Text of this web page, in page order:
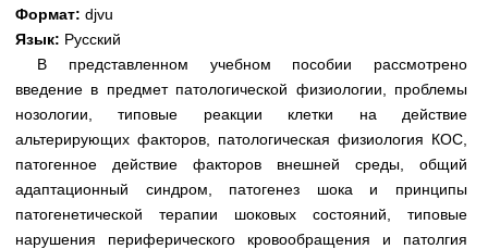
Методические рекомендации
Научно-популярное
Статьи
Новости (244)
Медицинская стандартизация
Нормативы экстренной и неотложной помощи
Формат: djvu
Язык: Русский
В представленном учебном пособии рассмотрено
введение в предмет патологической физиологии, проблемы
нозологии, типовые реакции клетки на действие
альтерирующих факторов, патологическая физиология КОС,
патогенное действие факторов внешней среды, общий
адаптационный синдром, патогенез шока и принципы
патогенетической терапии шоковых состояний, типовые
нарушения периферического кровообращения и патолгия